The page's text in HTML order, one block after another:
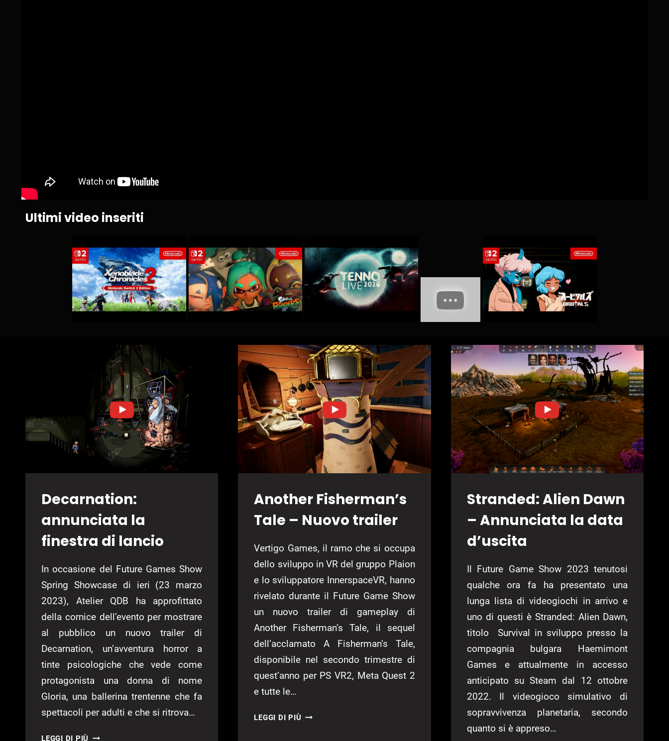
Ultimi video inseriti
Decarnation:
annunciata la
finestra di lancio
In occasione del Future Games Show
Spring Showcase di ieri (23 marzo
2023), Atelier QDB ha approfittato
della cornice dell’evento per mostrare
al pubblico un nuovo trailer di
Decarnation, un’avventura horror a
tinte psicologiche che vede come
protagonista una donna di nome
Gloria, una ballerina trentenne che fa
spettacoli per adulti e che si ritrova…
LEGGI DI PIÙ DECARNATION:
Another Fisherman’s
Tale – Nuovo trailer
Vertigo Games, il ramo che si occupa
dello sviluppo in VR del gruppo Plaion
e lo sviluppatore InnerspaceVR, hanno
rivelato durante il Future Game Show
un nuovo trailer di gameplay di
Another Fisherman’s Tale, il sequel
dell’acclamato A Fisherman’s Tale,
disponibile nel secondo trimestre di
quest’anno per PS VR2, Meta Quest 2
e tutte le…
LEGGI DI PIÙ ANOTHER
Stranded: Alien Dawn
– Annunciata la data
d’uscita
Il Future Game Show 2023 tenutosi
qualche ora fa ha presentato una
lunga lista di videogiochi in arrivo e
uno di questi è Stranded: Alien Dawn,
titolo Survival in sviluppo presso la
compagnia bulgara Haemimont
Games e attualmente in accesso
anticipato su Steam dal 12 ottobre
2022. Il videogioco simulativo di
sopravvivenza planetaria, secondo
quanto si è appreso…